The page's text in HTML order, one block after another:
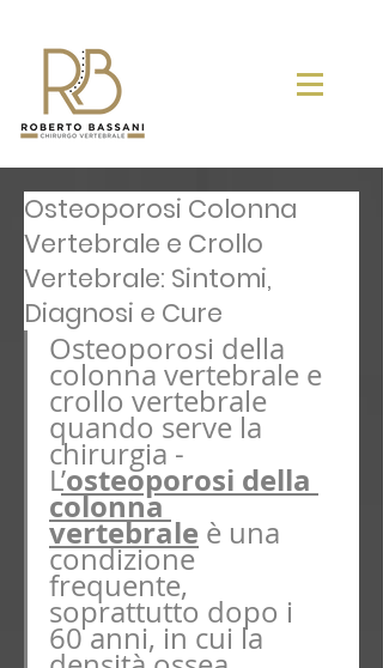
Osteoporosi Colonna
Vertebrale e Crollo
Vertebrale: Sintomi,
Diagnosi e Cure
Osteoporosi della
colonna vertebrale e
crollo vertebrale
quando serve la
chirurgia -
L’osteoporosi della
colonna
vertebrale è una
condizione
frequente,
soprattutto dopo i
60 anni, in cui la